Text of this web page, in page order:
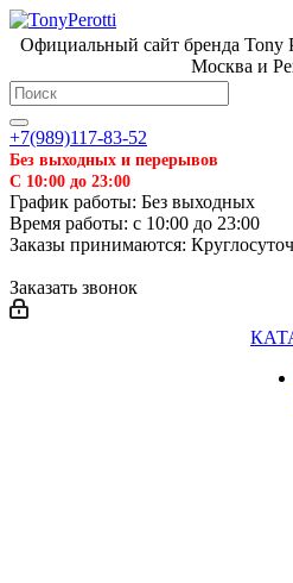
Официальный сайт бренда Tony
Москва и
+7(989)117-83-52
Без выходных и перерывов
С 10:00 до 23:00
График работы: Без выходных
Время работы: с 10:00 до 23:00
Заказы принимаются:
Заказать звонок